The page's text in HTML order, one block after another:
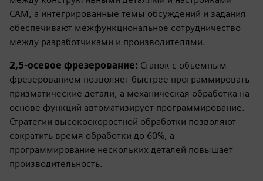
CAM, а интегрированные темы обсуждений и задания
обеспечивают межфункциональное сотрудничество
между разработчиками и производителями.
2,5-осевое фрезерование: Станок с объемным
фрезерованием позволяет быстрее программировать
призматические детали, а механическая обработка на
основе функций автоматизирует программирование.
Стратегии высокоскоростной обработки позволяют
сократить время обработки до 60%, а
программирование нескольких деталей повышает
производительность.